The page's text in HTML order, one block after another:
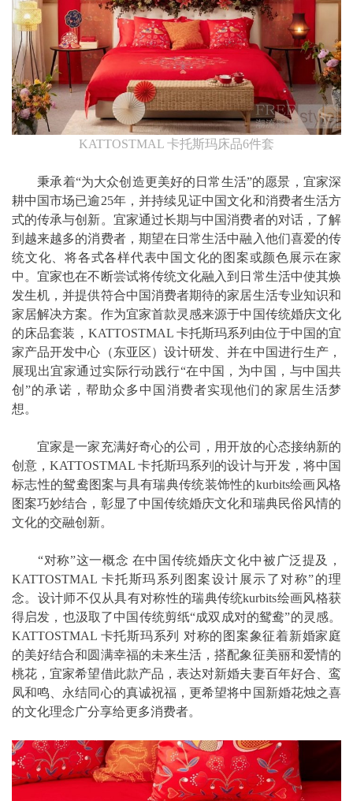
KATTOSTMAL 卡托斯玛床品6件套
秉承着“为大众创造更美好的日常生活”的愿景，宜家深
耕中国市场已逾25年，并持续见证中国文化和消费者生活方
式的传承与创新。宜家通过长期与中国消费者的对话，了解
到越来越多的消费者，期望在日常生活中融入他们喜爱的传
统文化、将各式各样代表中国文化的图案或颜色展示在家
中。宜家也在不断尝试将传统文化融入到日常生活中使其焕
发生机，并提供符合中国消费者期待的家居生活专业知识和
家居解决方案。作为宜家首款灵感来源于中国传统婚庆文化
的床品套装，KATTOSTMAL 卡托斯玛系列由位于中国的宜
家产品开发中心（东亚区）设计研发、并在中国进行生产，
展现出宜家通过实际行动践行“在中国，为中国，与中国共
创”的承诺，帮助众多中国消费者实现他们的家居生活梦
想。
宜家是一家充满好奇心的公司，用开放的心态接纳新的
创意，KATTOSTMAL 卡托斯玛系列的设计与开发，将中国
标志性的鸳鸯图案与具有瑞典传统装饰性的kurbits绘画风格
图案巧妙结合，彰显了中国传统婚庆文化和瑞典民俗风情的
文化的交融创新。
“对称”这一概念 在中国传统婚庆文化中被广泛提及，
KATTOSTMAL 卡托斯玛系列图案设计展示了对称”的理
念。设计师不仅从具有对称性的瑞典传统kurbits绘画风格获
得启发，也汲取了中国传统剪纸“成双成对的鸳鸯”的灵感。
KATTOSTMAL 卡托斯玛系列 对称的图案象征着新婚家庭
的美好结合和圆满幸福的未来生活，搭配象征美丽和爱情的
桃花，宜家希望借此款产品，表达对新婚夫妻百年好合、鸾
凤和鸣、永结同心的真诚祝福，更希望将中国新婚花烛之喜
的文化理念广分享给更多消费者。